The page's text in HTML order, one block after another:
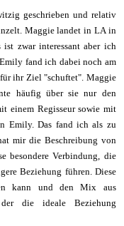
geschrieben und relativ
Maggie landet in LA in
zwar interessant aber ich
fand ich dabei noch am
ihr Ziel "schuftet". Maggie
häufig über sie nur den
einem Regisseur sowie mit
Emily. Das fand ich als zu
mir die Beschreibung von
besondere Verbindung, die
Beziehung führen. Diese
kann und den Mix aus
die ideale Beziehung